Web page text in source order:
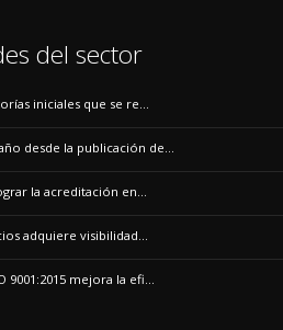
del sector
iniciales que se re...
desde la publicación de...
la acreditación en...
adquiere visibilidad...
9001:2015 mejora la efi...